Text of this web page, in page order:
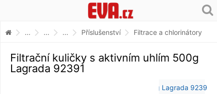
... ... ... Příslušenství Filtrace a chlorinátory
Filtrační kuličky s aktivním uhlím 500g
Lagrada 92391